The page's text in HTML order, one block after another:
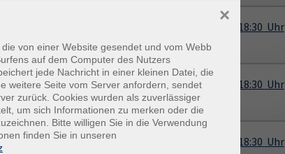
18:30 Uhr
Online-Kurs
Mo .02.11.2026 18:30 Uhr
Online-Kurs
18:30 Uhr
von einer Website gesendet und vom Webb
auf dem Computer des Nutzers
jede Nachricht in einer kleinen Datei, die
weitere Seite vom Server anfordern, sendet
zurück. Cookies wurden als zuverlässiger
um sich Informationen zu merken oder die
Bitte willigen Sie in die Verwendung
finden Sie in unseren
×